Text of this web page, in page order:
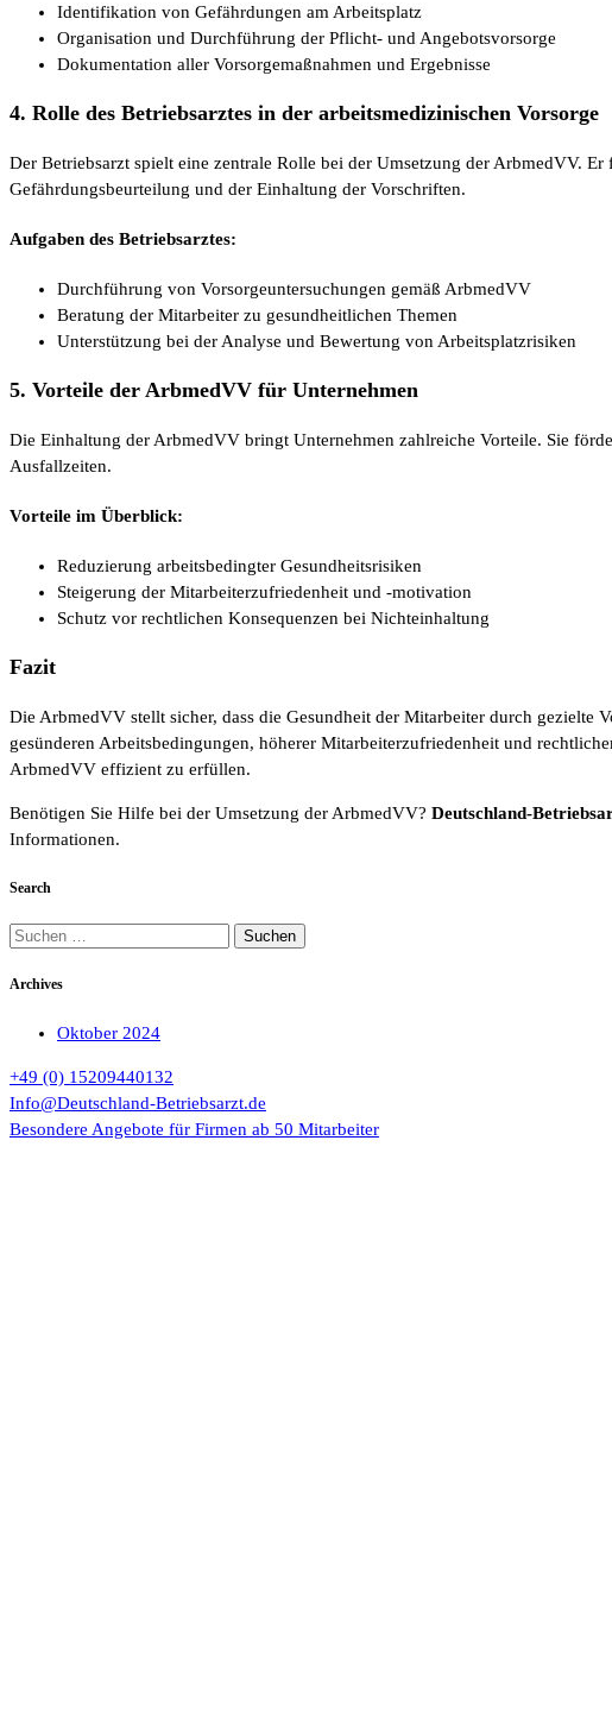
Identifikation von Gefährdungen am Arbeitsplatz
Organisation und Durchführung der Pflicht- und Angebotsvorsorge
Dokumentation aller Vorsorgemaßnahmen und Ergebnisse
4. Rolle des Betriebsarztes in der arbeitsmedizinischen Vorsorge
Der Betriebsarzt spielt eine zentrale Rolle bei der Umsetzung der ArbmedVV.
Gefährdungsbeurteilung und der Einhaltung der Vorschriften.
Aufgaben des Betriebsarztes:
Durchführung von Vorsorgeuntersuchungen gemäß ArbmedVV
Beratung der Mitarbeiter zu gesundheitlichen Themen
Unterstützung bei der Analyse und Bewertung von Arbeitsplatzrisiken
5. Vorteile der ArbmedVV für Unternehmen
Die Einhaltung der ArbmedVV bringt Unternehmen zahlreiche Vorteile. Sie
Ausfallzeiten.
Vorteile im Überblick:
Reduzierung arbeitsbedingter Gesundheitsrisiken
Steigerung der Mitarbeiterzufriedenheit und -motivation
Schutz vor rechtlichen Konsequenzen bei Nichteinhaltung
Fazit
Die ArbmedVV stellt sicher, dass die Gesundheit der Mitarbeiter durch gezielte
gesünderen Arbeitsbedingungen, höherer Mitarbeiterzufriedenheit und
ArbmedVV effizient zu erfüllen.
Benötigen Sie Hilfe bei der Umsetzung der ArbmedVV? Deutschland-
Informationen.
Search
Suchen
Archives
Oktober 2024
+49 (0) 15209440132
Info@Deutschland-Betriebsarzt.de
Besondere Angebote für Firmen ab 50 Mitarbeiter